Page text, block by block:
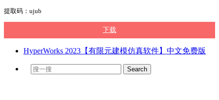
提取码：ujub
下载
HyperWorks 2023【有限元建模仿真软件】中文免费版